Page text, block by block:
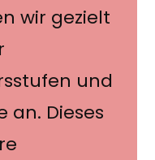
wir gezielt
und
an. Dieses